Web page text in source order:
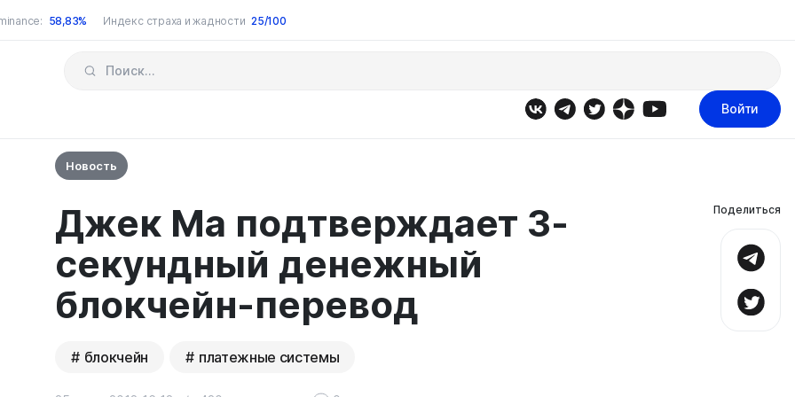
58,83% Индекс страха и жадности 25/100
Войти
Новость
Джек Ма подтверждает 3-
секундный денежный
блокчейн-перевод
блокчейн платежные системы
Поделиться